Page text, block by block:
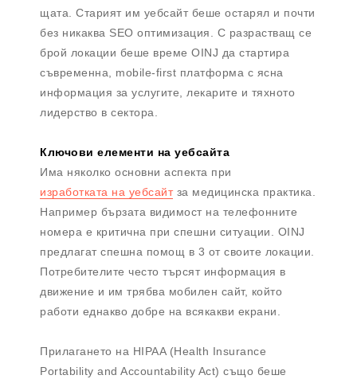
щата. Старият им уебсайт беше остарял и почти
без никаква SEO оптимизация. С разрастващ се
брой локации беше време OINJ да стартира
съвременна, mobile-first платформа с ясна
информация за услугите, лекарите и тяхното
лидерство в сектора.
Ключови елементи на уебсайта
Има няколко основни аспекта при
изработката на уебсайтза медицинска практика.
Например бързата видимост на телефонните
номера е критична при спешни ситуации. OINJ
предлагат спешна помощ в 3 от своите локации.
Потребителите често търсят информация в
движение и им трябва мобилен сайт, който
работи еднакво добре на всякакви екрани.
Прилагането на HIPAA (Health Insurance
Portability and Accountability Act) също беше